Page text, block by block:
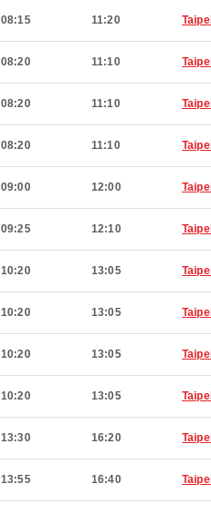
08:15 11:20
08:20 11:10
08:20 11:10
08:20 11:10
09:00 12:00
09:25 12:10
10:20 13:05
10:20 13:05
10:20 13:05
10:20 13:05
13:30 16:20
13:55 16:40